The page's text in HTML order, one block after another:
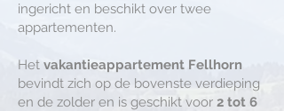
ingericht en beschikt over twee
appartementen.
Het vakantieappartement Fellhorn
bevindt zich op de bovenste verdieping
en de zolder en is geschikt voor 2 tot 6